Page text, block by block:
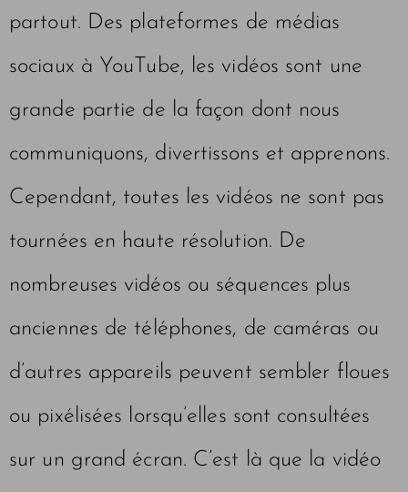
partout. Des plateformes de médias
sociaux à YouTube, les vidéos sont une
grande partie de la façon dont nous
communiquons, divertissons et apprenons.
Cependant, toutes les vidéos ne sont pas
tournées en haute résolution. De
nombreuses vidéos ou séquences plus
anciennes de téléphones, de caméras ou
d’autres appareils peuvent sembler floues
ou pixélisées lorsqu’elles sont consultées
sur un grand écran. C’est là que la vidéo